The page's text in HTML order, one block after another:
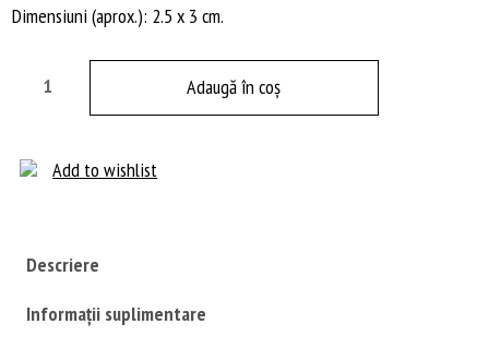
Dimensiuni (aprox.): 2.5 x 3 cm.
Cantitate
animale,
Adaugă în coș
Add to wishlist
Descriere
Informații suplimentare